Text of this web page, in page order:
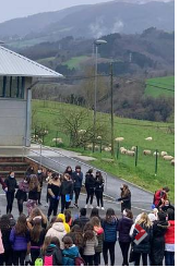
Next